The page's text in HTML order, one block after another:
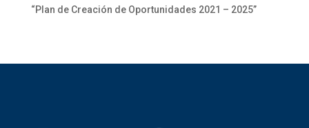
“Plan de Creación de Oportunidades 2021 – 2025”